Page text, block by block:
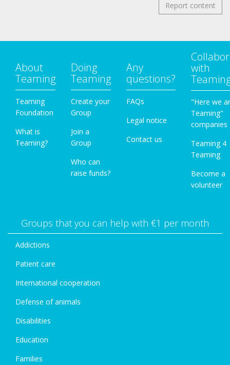
Report content
About
Teaming
Teaming
Foundation
What is
Teaming?
Doing
Teaming
Create your
Group
Join a
Group
Who can
raise funds?
Any
questions?
FAQs
Legal notice
Contact us
with
"Here we
Teaming"
companies
Teaming 4
Teaming
Become a
volunteer
Groups that you can help with €1 per month
Addictions
Patient care
International cooperation
Defense of animals
Disabilities
Education
Families